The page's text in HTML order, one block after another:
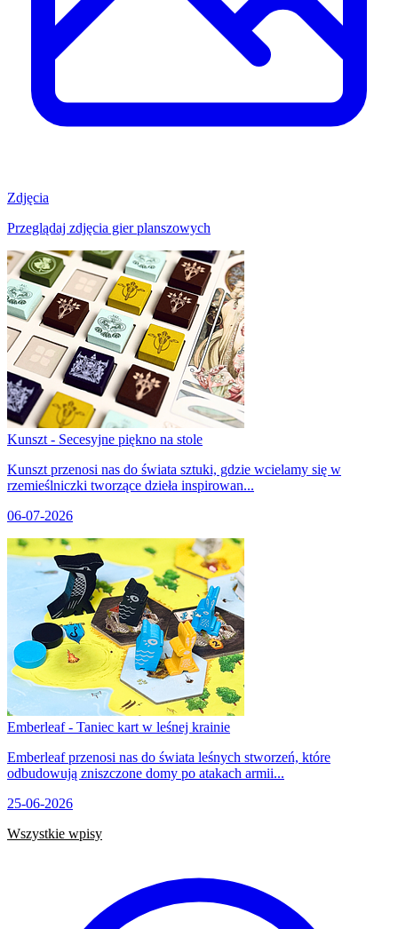
Zdjęcia
Przeglądaj zdjęcia gier planszowych
Kunszt - Secesyjne piękno na stole
Kunszt przenosi nas do świata sztuki, gdzie wcielamy się w
rzemieślniczki tworzące dzieła inspirowan...
06-07-2026
Emberleaf - Taniec kart w leśnej krainie
Emberleaf przenosi nas do świata leśnych stworzeń, które
odbudowują zniszczone domy po atakach armii...
25-06-2026
Wszystkie wpisy